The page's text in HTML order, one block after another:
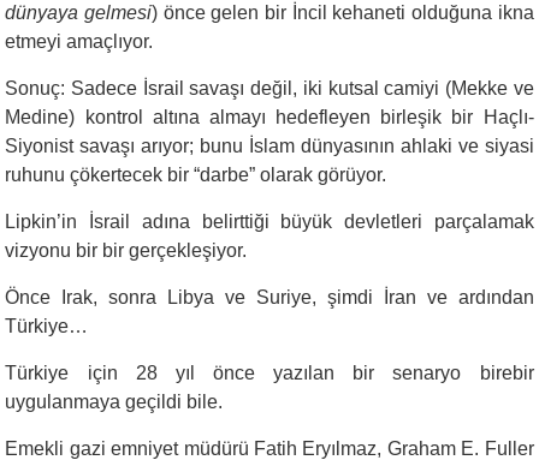
dünyaya gelmesi) önce gelen bir İncil kehaneti olduğuna ikna
etmeyi amaçlıyor.
Sonuç: Sadece İsrail savaşı değil, iki kutsal camiyi (Mekke ve
Medine) kontrol altına almayı hedefleyen birleşik bir Haçlı-
Siyonist savaşı arıyor; bunu İslam dünyasının ahlaki ve siyasi
ruhunu çökertecek bir “darbe” olarak görüyor.
Lipkin’in İsrail adına belirttiği büyük devletleri parçalamak
vizyonu bir bir gerçekleşiyor.
Önce Irak, sonra Libya ve Suriye, şimdi İran ve ardından
Türkiye…
Türkiye için 28 yıl önce yazılan bir senaryo birebir
uygulanmaya geçildi bile.
Emekli gazi emniyet müdürü Fatih Eryılmaz, Graham E. Fuller